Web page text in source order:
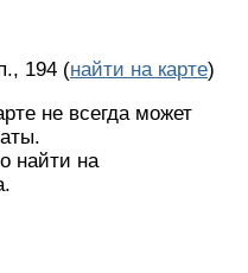
194 (найти на карте)
не всегда может
найти на